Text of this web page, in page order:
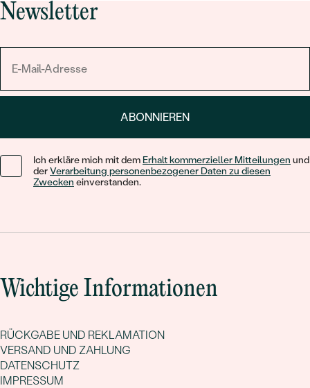
Newsletter
ABONNIEREN
Ich erkläre mich mit dem Erhalt kommerzieller Mitteilungen und
derVerarbeitung personenbezogener Daten zu diesen
Zwecken einverstanden.
Wichtige Informationen
RÜCKGABE UND REKLAMATION
VERSAND UND ZAHLUNG
DATENSCHUTZ
IMPRESSUM